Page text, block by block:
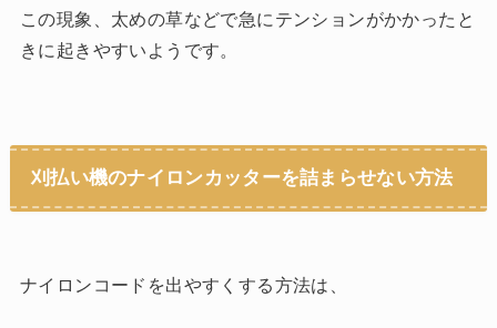
この現象、太めの草などで急にテンションがかかったと
きに起きやすいようです。
刈払い機のナイロンカッターを詰まらせない方法
ナイロンコードを出やすくする方法は、